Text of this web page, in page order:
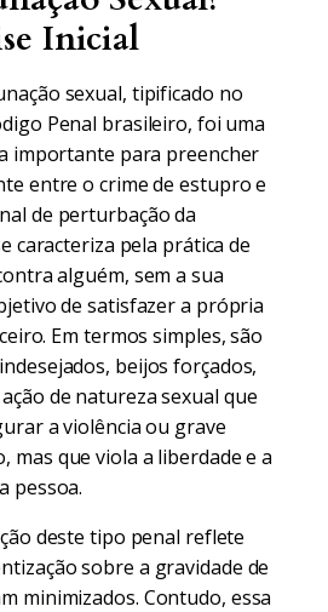
Inicial
sexual, tipificado no
Penal brasileiro, foi uma
importante para preencher
entre o crime de estupro e
de perturbação da
caracteriza pela prática de
alguém, sem a sua
de satisfazer a própria
Em termos simples, são
beijos forçados,
de natureza sexual que
a violência ou grave
mas que viola a liberdade e a
pessoa.
deste tipo penal reflete
sobre a gravidade de
minimizados. Contudo, essa